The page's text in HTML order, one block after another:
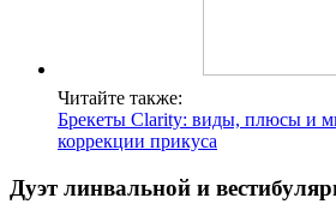
Читайте также:
Брекеты Clarity: виды, плюсы и
коррекции прикуса
Дуэт линвальной и